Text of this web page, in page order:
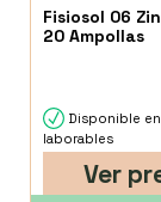
Fisiosol 06
20 Ampollas
Disponible
laborables
Ver